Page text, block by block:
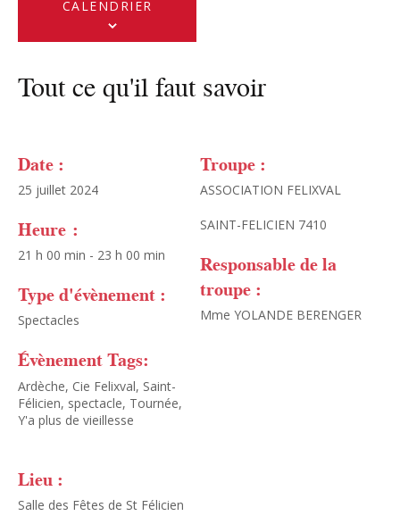
CALENDRIER
Tout ce qu'il faut savoir
Date :
25 juillet 2024
Heure :
21 h 00 min - 23 h 00 min
Type d'évènement :
Spectacles
Évènement Tags:
Ardèche, Cie Felixval, Saint-
Félicien, spectacle, Tournée,
Y'a plus de vieillesse
Troupe :
ASSOCIATION FELIXVAL
SAINT-FELICIEN 7410
Responsable de la
troupe :
Mme YOLANDE BERENGER
Lieu :
Salle des Fêtes de St Félicien